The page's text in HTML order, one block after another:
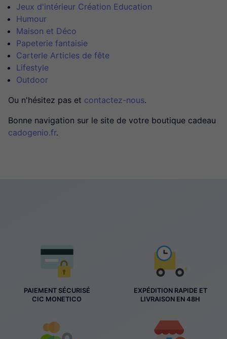
Jeux d'intérieur Création Education
Humour
Maison et Déco
Papeterie fantaisie
CarterIe Articles de fête
Lifestyle
Outdoor
Ou n'hésitez pas et contactez-nous.
Bonne navigation sur le site de votre boutique cadeau
cadogenio.fr.
PAIEMENT SÉCURISÉ
CIC MONETICO
EXPÉDITION RAPIDE ET
LIVRAISON EN 48H